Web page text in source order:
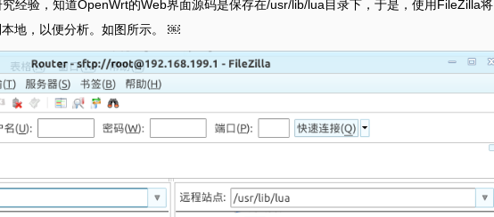
经验，知道OpenWrt的Web界面源码是保存在/usr/lib/lua目录下，于是，使用FileZilla将
地，以便分析。如图所示。 ￼